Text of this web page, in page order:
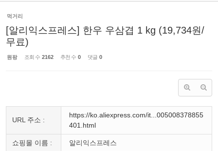
먹거리
[알리익스프레스] 한우 우삼겹 1 kg (19,734원/
무료)
원팡 조회 수 2162 추천 수 0 댓글 0
URL 주소 :
https://ko.aliexpress.com/it...005008378855
401.html
쇼핑몰 이름 : 알리익스프레스